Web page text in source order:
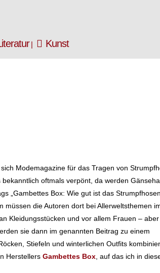
Kunst
Modemagazine für das Tragen von
oftmals verpönt, da werden
„Gambettes Box: Wie gut ist das
müssen die Autoren dort bei Allerweltsthemen
Kleidungsstücken und vor allem Frauen –
sie dann im genannten Beitrag zu einem
Stiefeln und winterlichen Outfits
Herstellers Gambettes Box , auf das ich in